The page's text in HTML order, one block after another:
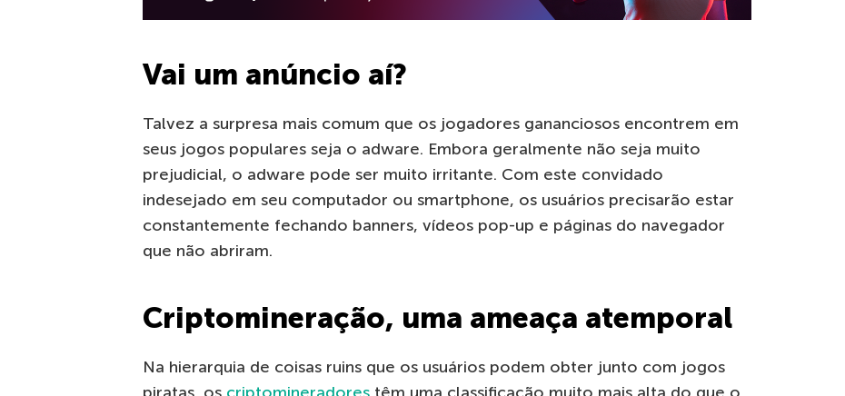
Vai um anúncio aí?
Talvez a surpresa mais comum que os jogadores gananciosos encontrem em
seus jogos populares seja o adware. Embora geralmente não seja muito
prejudicial, o adware pode ser muito irritante. Com este convidado
indesejado em seu computador ou smartphone, os usuários precisarão estar
constantemente fechando banners, vídeos pop-up e páginas do navegador
que não abriram.
Criptomineração, uma ameaça atemporal
Na hierarquia de coisas ruins que os usuários podem obter junto com jogos